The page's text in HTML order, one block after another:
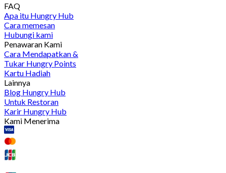
FAQ
Apa itu Hungry Hub
Cara memesan
Hubungi kami
Penawaran Kami
Cara Mendapatkan &
Tukar Hungry Points
Kartu Hadiah
Lainnya
Blog Hungry Hub
Untuk Restoran
Karir Hungry Hub
Kami Menerima